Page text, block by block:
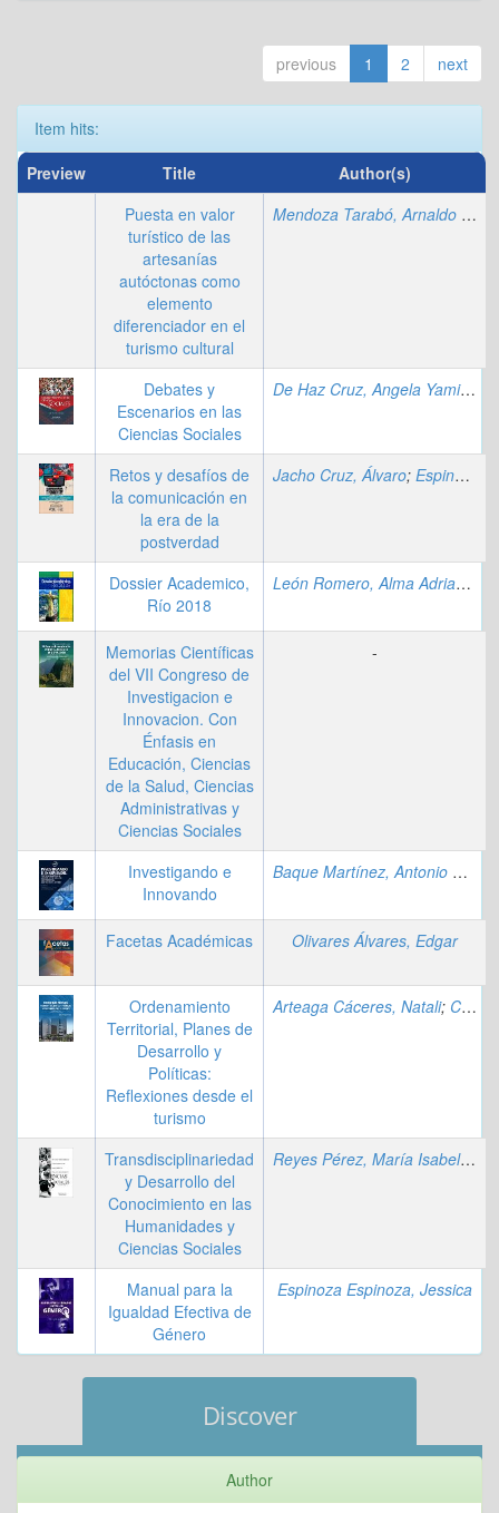
previous 1 2 next
Item hits:
Preview
Title
Author(s)
Puesta en valor
turístico de las
artesanías
autóctonas como
elemento
diferenciador en el
turismo cultural
Mendoza Tarabó, Arnaldo Efrén
Debates y
Escenarios en las
Ciencias Sociales
De Haz Cruz, Angela Yamil
;
Retos y desafíos de
la comunicación en
la era de la
postverdad
Jacho Cruz, Álvaro; Espinal Alarcón, Andreina Jamileth
Dossier Academico,
Río 2018
León Romero, Alma Adriana
Memorias Científicas
del VII Congreso de
Investigacion e
Innovacion. Con
Énfasis en
Educación, Ciencias
de la Salud, Ciencias
Administrativas y
Ciencias Sociales
-
Investigando e
Innovando
Baque Martínez, Antonio Remigio
Facetas Académicas Olivares Álvares, Edgar
Ordenamiento
Territorial, Planes de
Desarrollo y
Políticas:
Reflexiones desde el
turismo
Arteaga Cáceres, Natali; Calvopiña Andrade, Diego Mauricio
Transdisciplinariedad
y Desarrollo del
Conocimiento en las
Humanidades y
Ciencias Sociales
Reyes Pérez, María Isabel
;
Manual para la
Igualdad Efectiva de
Género
Espinoza Espinoza, Jessica
Discover
Author